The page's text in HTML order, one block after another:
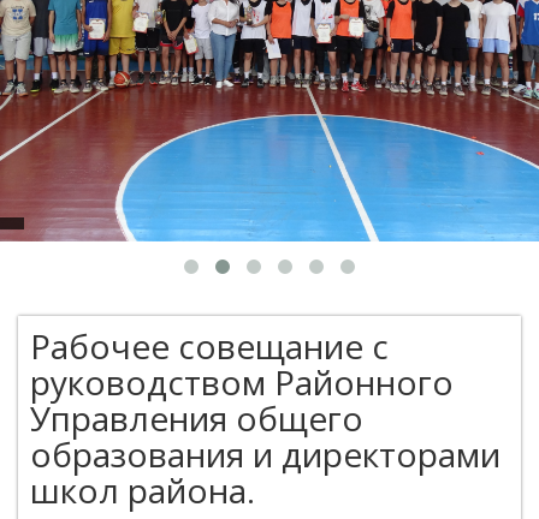
Рабочее совещание с
руководством Районного
Управления общего
образования и директорами
школ района.